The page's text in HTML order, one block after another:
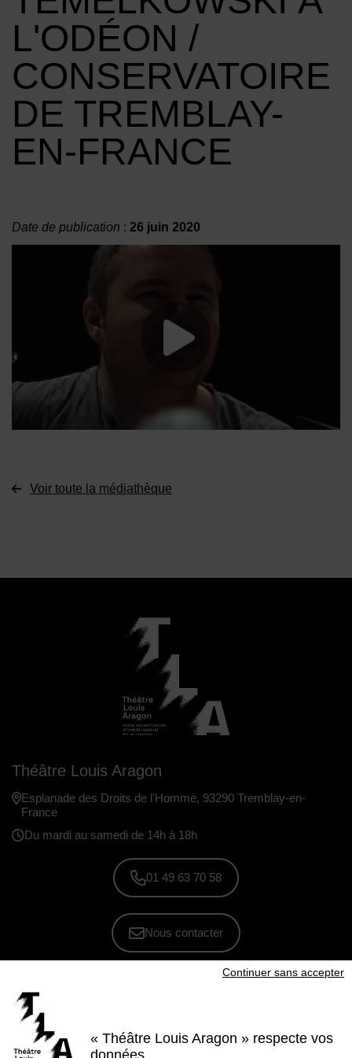
« Théâtre Louis Aragon » respecte vos
données
Continuer sans accepter
L'ODÉON /
CONSERVATOIRE
DE TREMBLAY-
EN-FRANCE
Date de publication : 26 juin 2020
Voir toute la médiathèque
Théâtre Louis Aragon
Esplanade des Droits de l'Homme, 93290 Tremblay-en-
France
Du mardi au samedi de 14h à 18h
01 49 63 70 58
Nous contacter
Facebook
Instagram
YoutubeLinkedIn